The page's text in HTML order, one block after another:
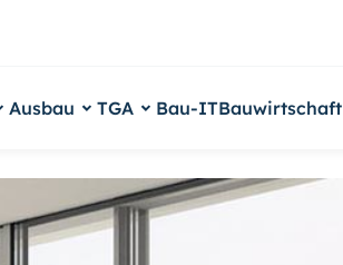
Ausbau TGA Bau-ITBauwirtschaft